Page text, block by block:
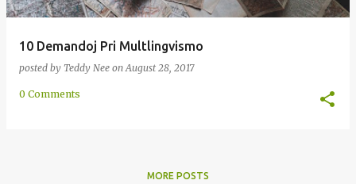
10 Demandoj Pri Multlingvismo
posted by Teddy Nee onAugust 28, 2017
0 Comments
MORE POSTS